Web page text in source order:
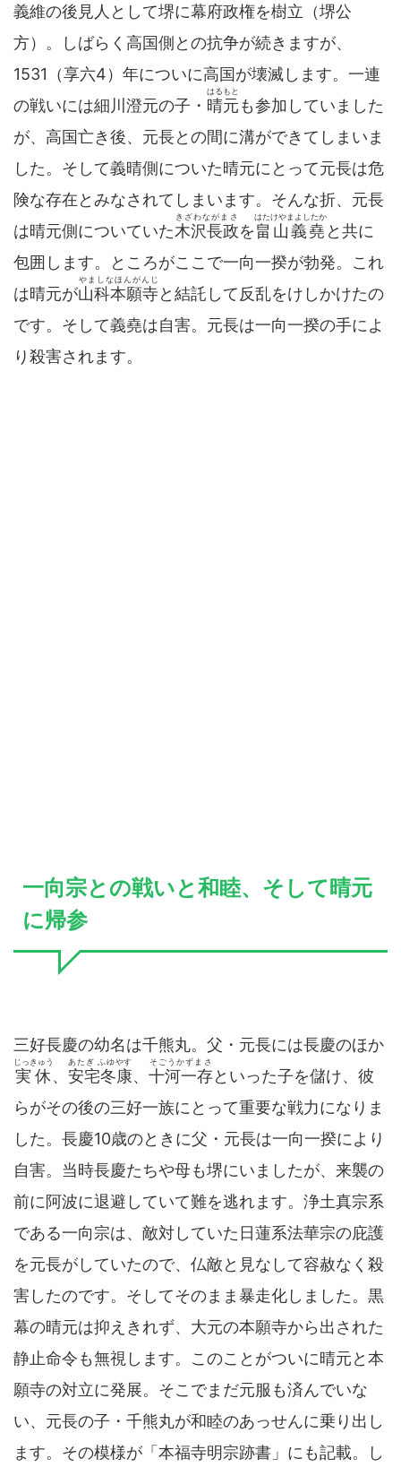
義維の後見人として堺に幕府政権を樹立（堺公
方）。しばらく高国側との抗争が続きますが、
1531（享六4）年についに高国が壊滅します。一連
の戦いには細川澄元の子・ 晴元
はるもと
も参加していました
が、高国亡き後、元長との間に溝ができてしまいま
した。そして義晴側についた晴元にとって元長は危
険な存在とみなされてしまいます。そんな折、元長
は晴元側についていた木沢長政
きざわながまさ
を畠山義堯
はたけやまよしたか
と共に
包囲します。ところがここで一向一揆が勃発。これ
は晴元が山科本願寺
やましなほんがんじ
と結託して反乱をけしかけたの
です。そして義堯は自害。元長は一向一揆の手によ
り殺害されます。
一向宗との戦いと和睦、そして晴元
に帰参
三好長慶の幼名は千熊丸。父・元長には長慶のほか
実休
じっきゅう
、 安宅冬康
あたぎ ふゆやす
、 十河一存
そごうかずまさ
といった子を儲け、彼
らがその後の三好一族にとって重要な戦力になりま
した。長慶10歳のときに父・元長は一向一揆により
自害。当時長慶たちや母も堺にいましたが、来襲の
前に阿波に退避していて難を逃れます。浄土真宗系
である一向宗は、敵対していた日蓮系法華宗の庇護
を元長がしていたので、仏敵と見なして容赦なく殺
害したのです。そしてそのまま暴走化しました。黒
幕の晴元は抑えきれず、大元の本願寺から出された
静止命令も無視します。このことがついに晴元と本
願寺の対立に発展。そこでまだ元服も済んでいな
い、元長の子・千熊丸が和睦のあっせんに乗り出し
ます。その模様が「本福寺明宗跡書」にも記載。し